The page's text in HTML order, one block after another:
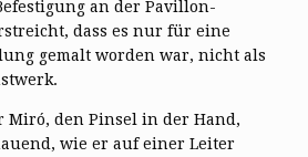
an der Pavillon-
dass es nur für eine
gemalt worden war, nicht als
Miró, den Pinsel in der Hand,
wie er auf einer Leiter